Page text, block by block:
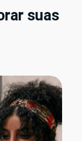
suas